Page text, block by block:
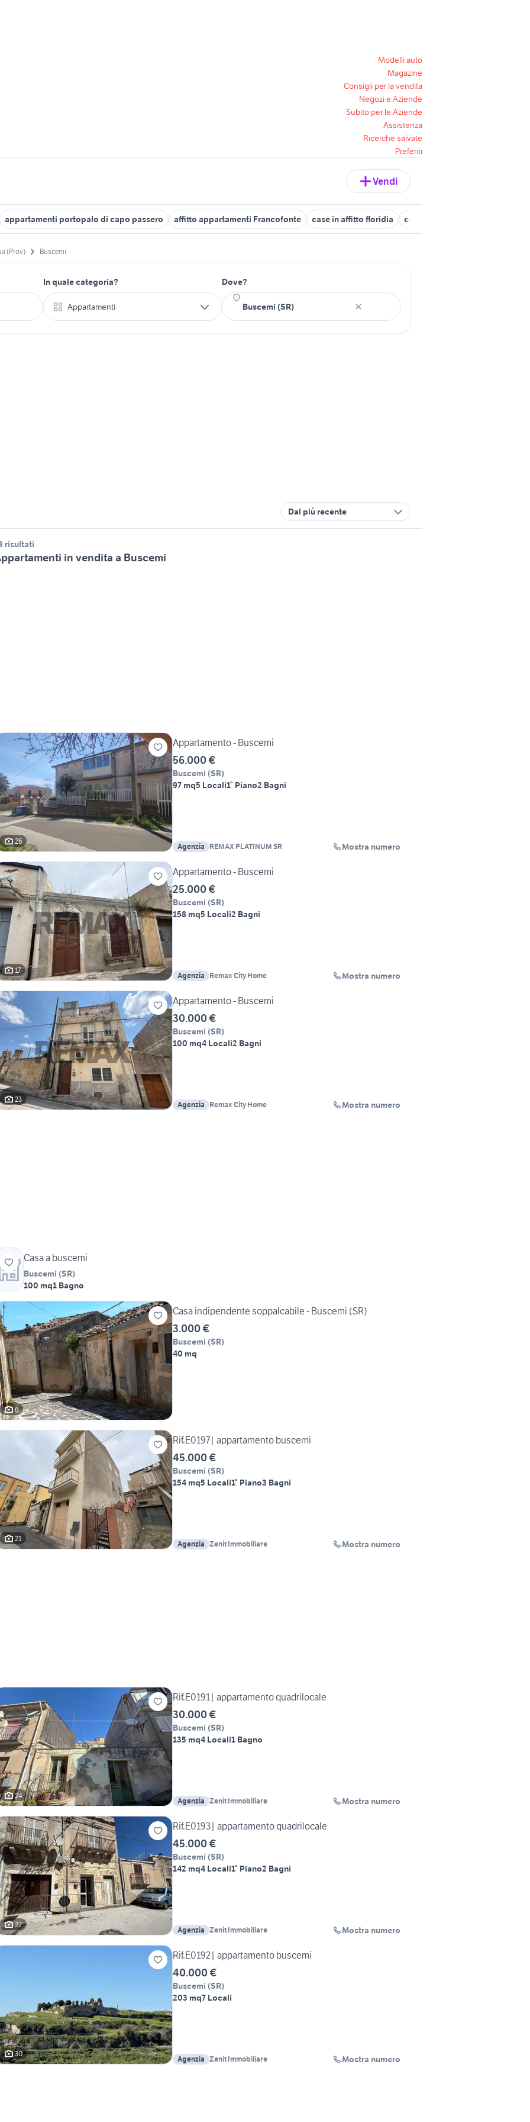
Modelli auto
Magazine
Consigli per la vendita
Negozi e Aziende
Subito per le Aziende
Assistenza
Ricerche salvate
Preferiti
Vendi
appartamenti portopalo di capo passero affitto appartamenti Francofonte case in affitto floridia case in vendita a carlentini
(Prov) Buscemi
In quale categoria?
Appartamenti
Dove?
Dal più recente
risultati
in vendita a Buscemi
26
Appartamento - Buscemi
56.000 €
Buscemi (SR)
97 mq5 Locali1° Piano2 Bagni
Agenzia REMAX PLATINUM SR Mostra numero
17
Appartamento - Buscemi
25.000 €
Buscemi (SR)
158 mq5 Locali2 Bagni
Agenzia Remax City Home Mostra numero
23
Appartamento - Buscemi
30.000 €
Buscemi (SR)
100 mq4 Locali2 Bagni
Agenzia Remax City Home Mostra numero
Casa a buscemi
Buscemi (SR)
100 mq1 Bagno
6
Casa indipendente soppalcabile - Buscemi (SR)
3.000 €
Buscemi (SR)
40 mq
21
Rif.E0197| appartamento buscemi
45.000 €
Buscemi (SR)
154 mq5 Locali1° Piano3 Bagni
Agenzia Zenit Immobiliare Mostra numero
24
Rif.E0191| appartamento quadrilocale
30.000 €
Buscemi (SR)
135 mq4 Locali1 Bagno
Agenzia Zenit Immobiliare Mostra numero
22
Rif.E0193| appartamento quadrilocale
45.000 €
Buscemi (SR)
142 mq4 Locali1° Piano2 Bagni
Agenzia Zenit Immobiliare Mostra numero
30
Rif.E0192| appartamento buscemi
40.000 €
Buscemi (SR)
203 mq7 Locali
Agenzia Zenit Immobiliare Mostra numero